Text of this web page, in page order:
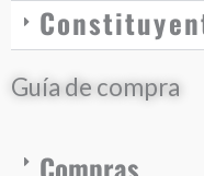
Guía de compra